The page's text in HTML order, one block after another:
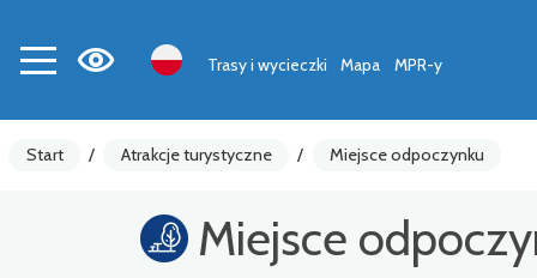
Trasy i wycieczki Mapa MPR-y
Start / Atrakcje turystyczne / Miejsce odpoczynku
Miejsce